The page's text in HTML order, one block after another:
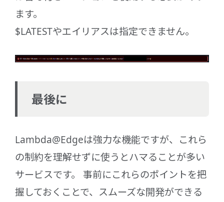
ます。
$LATESTやエイリアスは指定できません。
最後に
Lambda@Edgeは強力な機能ですが、これら
の制約を理解せずに使うとハマることが多い
サービスです。 事前にこれらのポイントを把
握しておくことで、スムーズな開発ができる